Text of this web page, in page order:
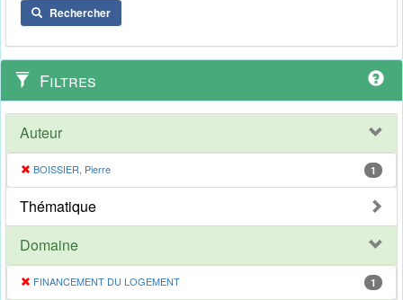
Rechercher
Filtres
Auteur
BOISSIER, Pierre 1
Thématique
Domaine
FINANCEMENT DU LOGEMENT 1